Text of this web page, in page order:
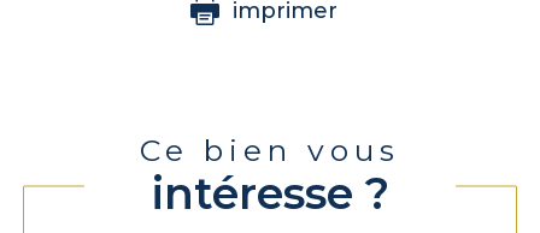
imprimer
Ce bien vous
intéresse ?